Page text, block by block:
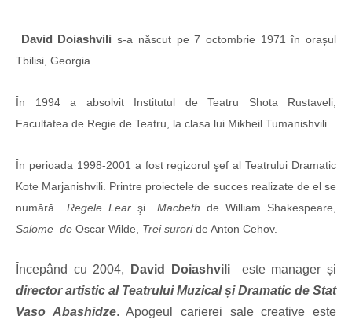
David Doiashvili s-a născut pe 7 octombrie 1971 în orașul
Tbilisi, Georgia.
În 1994 a absolvit Institutul de Teatru Shota Rustaveli,
Facultatea de Regie de Teatru, la clasa lui Mikheil Tumanishvili.
În perioada 1998-2001 a fost regizorul şef al Teatrului Dramatic
Kote Marjanishvili. Printre proiectele de succes realizate de el se
numără Regele Lear şiMacbeth de William Shakespeare,
Salome de Oscar Wilde, Trei suroride Anton Cehov.
Începând cu 2004, David Doiashvili
este manager și
director artistic al Teatrului Muzical și Dramatic de Stat
Vaso Abashidze. Apogeul carierei sale creative este